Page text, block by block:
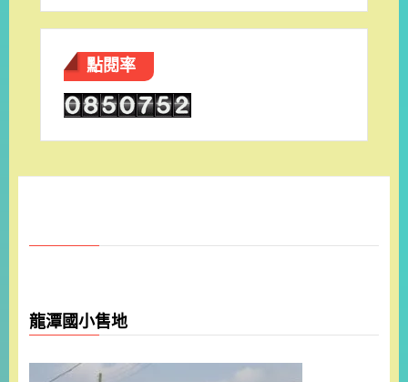
點閱率
龍潭國小售地